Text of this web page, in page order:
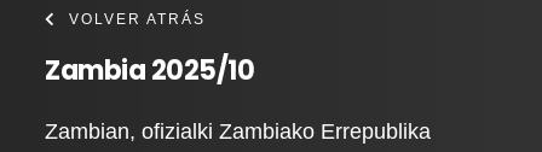
VOLVER ATRÁS
Zambia 2025/10
Zambian, ofizialki Zambiako Errepublika